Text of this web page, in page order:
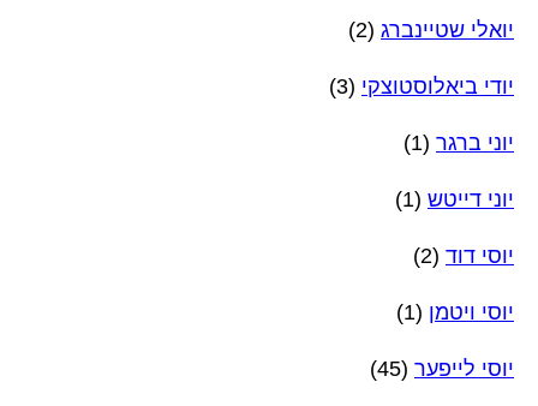
יואלי שטיינברג (2)
יודי ביאלוסטוצקי (3)
יוני ברגר (1)
יוני דייטש (1)
יוסי דוד (2)
יוסי ויטמן (1)
יוסי לייפער (45)